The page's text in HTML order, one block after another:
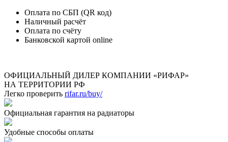
Оплата по СБП (QR код)
Наличный расчёт
Оплата по счёту
Банковской картой online
ОФИЦИАЛЬНЫЙ ДИЛЕР КОМПАНИИ «РИФАР»
НА ТЕРРИТОРИИ РФ
Легко проверить rifar.ru/buy/
Официальная гарантия на радиаторы
Удобные способы оплаты